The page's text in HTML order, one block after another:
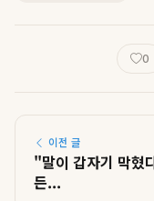
0
이전 글
"말이 갑자기 막혔
든...